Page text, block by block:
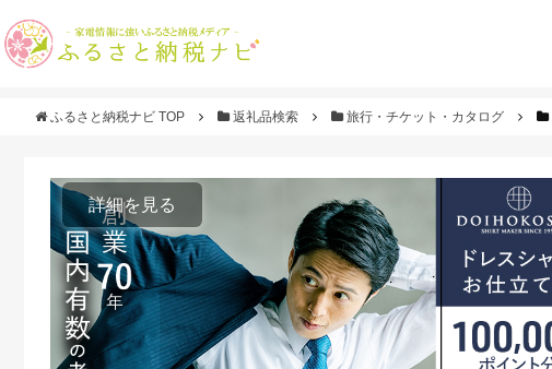
ふるさと納税ナビ TOP 返礼品検索 旅行・チケット・カタログ
詳細を見る